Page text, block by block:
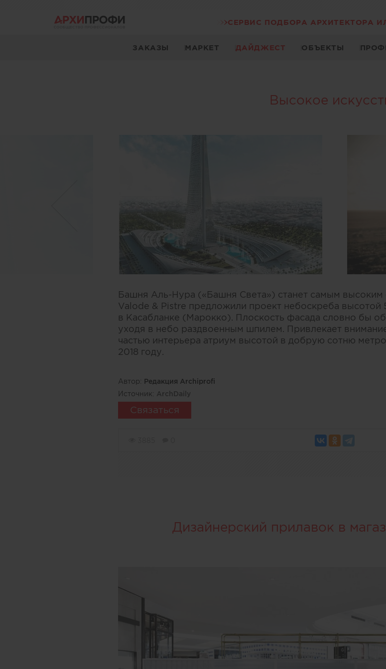
СЕРВИС ПОДБОРА АРХИТЕКТОРА
ЗАКАЗЫ МАРКЕТ ДАЙДЖЕСТ ОБЪЕКТЫ
Высокое
Башня Аль-Нура («Башня Света») станет самым
Valode & Pistre предложили проект небоскреба высотой
в Касабланке (Марокко). Плоскость фасада словно бы
уходя в небо раздвоенным шпилем. Привлекает
частью интерьера атриум высотой в добрую сотню
2018 году.
Автор: Редакция Archiprofi
Источник: ArchDaily
Связаться
Дизайнерский прилавок в